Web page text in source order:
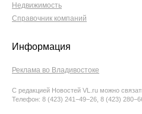
Недвижимость
Справочник компаний
Информация
Реклама во Владивостоке
С редакцией Новостей VL.ru можно
Телефон: 8 (423) 241−49−26, 8 (423)